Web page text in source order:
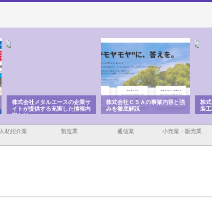
株式会社メタルエースの企業サ
イトが提供する充実した情報内
容とは
株式会社ＣＳＡの事業内容と強
みを徹底解説
株
装
人材紹介業 製造業 通信業 小売業・販売業